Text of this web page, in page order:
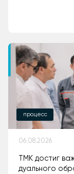
процесс
06.08.2026
ТМК достиг
дуального